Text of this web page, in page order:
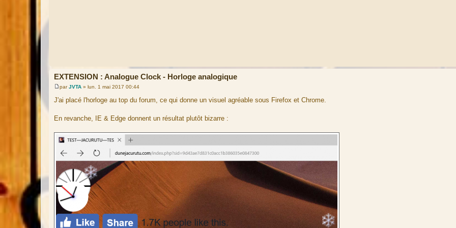
EXTENSION : Analogue Clock - Horloge analogique
M
e
s
g
parJVTA » lun. 1 mai 2017 00:44
J'ai placé l'horloge au top du forum, ce qui donne un visuel agréable sous Firefox et Chrome.
En revanche, IE & Edge donnent un résultat plutôt bizarre :